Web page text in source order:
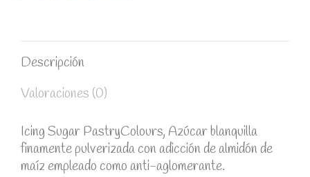
Descripción
Valoraciones (0)
Icing Sugar PastryColours, Azúcar blanquilla
finamente pulverizada con adicción de almidón de
maíz empleado como anti-aglomerante.